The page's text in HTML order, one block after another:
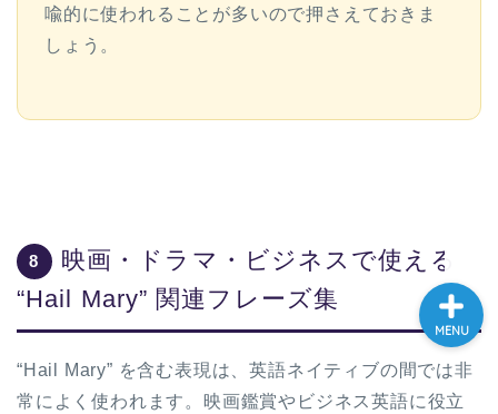
喩的に使われることが多いので押さえておきま
しょう。
8
映画・ドラマ・ビジネスで使える
“Hail Mary” 関連フレーズ集
“Hail Mary” を含む表現は、英語ネイティブの間では非
常によく使われます。映画鑑賞やビジネス英語に役立
MENU
英語名言・格言・カッコい
過去記事